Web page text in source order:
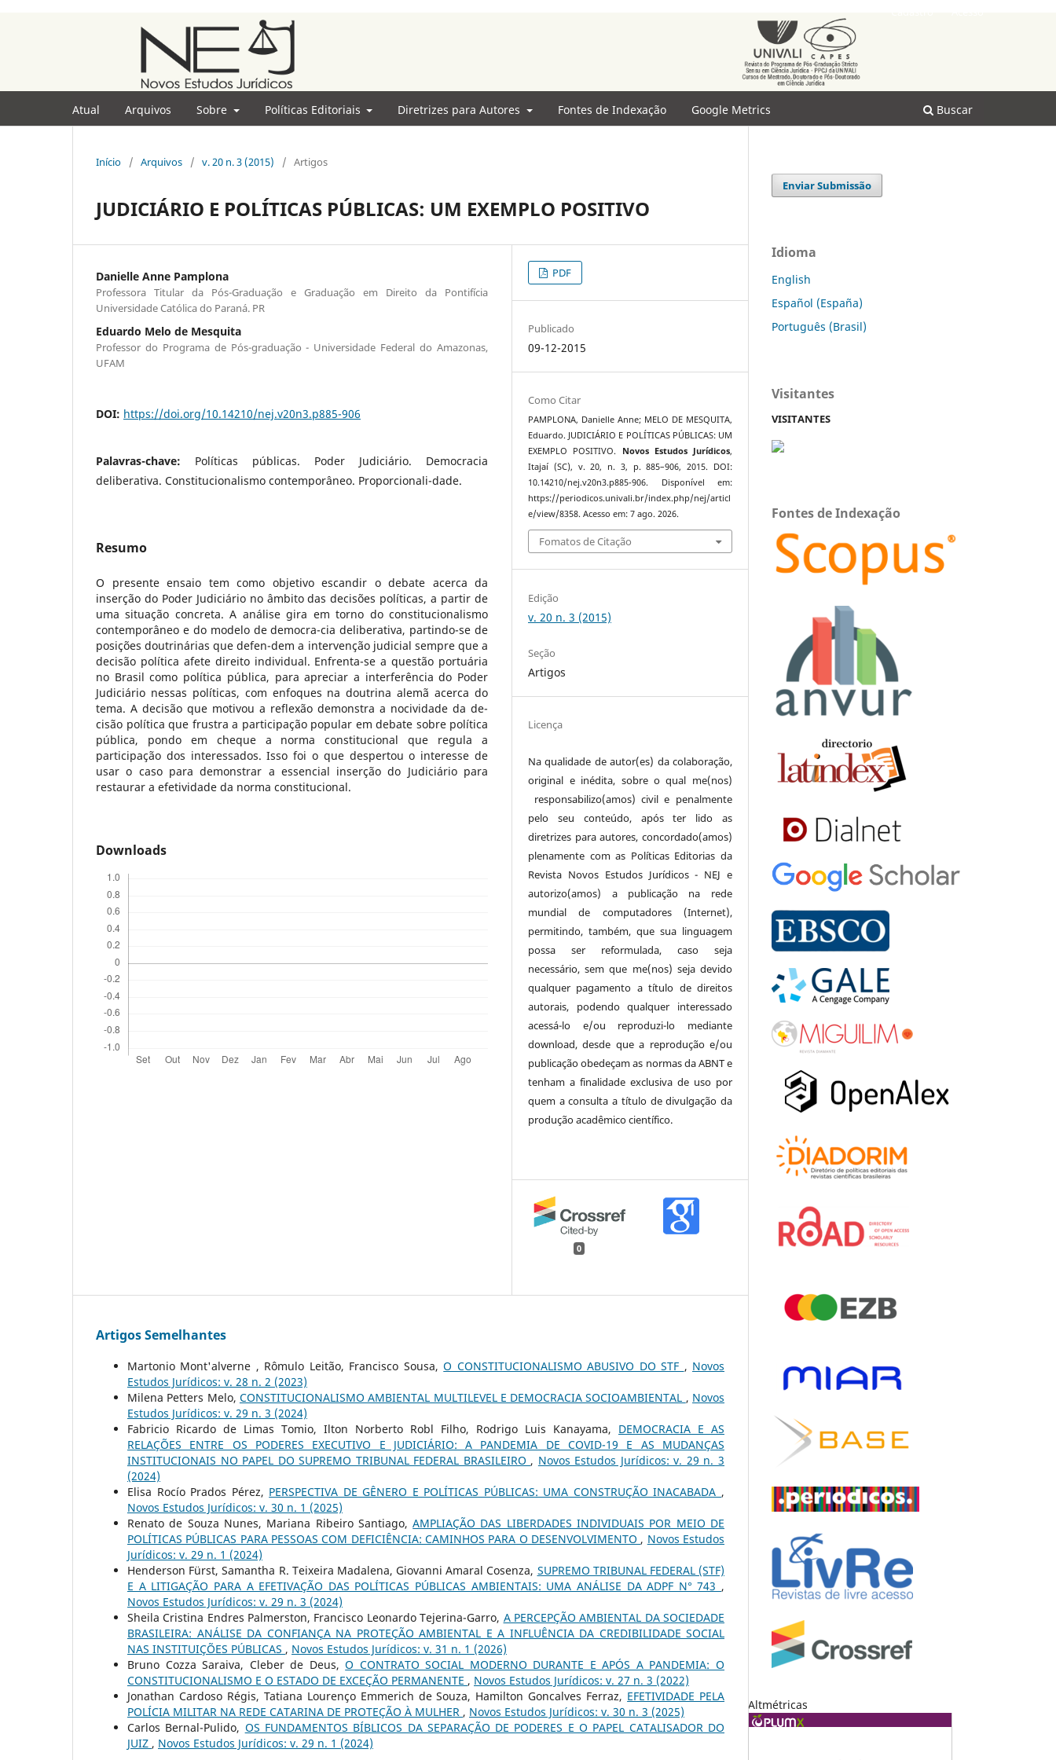
Atual Arquivos Sobre Políticas Editoriais Diretrizes para Autores Fontes de Indexação Google Metrics Buscar
Início / Arquivos / v. 20 n. 3 (2015) / Artigos
JUDICIÁRIO E POLÍTICAS PÚBLICAS: UM EXEMPLO POSITIVO
Danielle Anne Pamplona
Professora Titular da Pós-Graduação e Graduação em Direito da Pontifícia
Universidade Católica do Paraná. PR
Eduardo Melo de Mesquita
Professor do Programa de Pós-graduação - Universidade Federal do Amazonas,
UFAM
DOI: https://doi.org/10.14210/nej.v20n3.p885-906
Palavras-chave: Políticas públicas. Poder Judiciário. Democracia
deliberativa. Constitucionalismo contemporâneo. Proporcionali-dade.
Resumo
O presente ensaio tem como objetivo escandir o debate acerca da
inserção do Poder Judiciário no âmbito das decisões políticas, a partir de
uma situação concreta. A análise gira em torno do constitucionalismo
contemporâneo e do modelo de democra-cia deliberativa, partindo-se de
posições doutrinárias que defen-dem a intervenção judicial sempre que a
decisão política afete direito individual. Enfrenta-se a questão portuária
no Brasil como política pública, para apreciar a interferência do Poder
Judiciário nessas políticas, com enfoques na doutrina alemã acerca do
tema. A decisão que motivou a reflexão demonstra a nocividade da de-
cisão política que frustra a participação popular em debate sobre política
pública, pondo em cheque a norma constitucional que regula a
participação dos interessados. Isso foi o que despertou o interesse de
usar o caso para demonstrar a essencial inserção do Judiciário para
restaurar a efetividade da norma constitucional.
Downloads
PDF
Publicado
09-12-2015
Como Citar
PAMPLONA, Danielle Anne; MELO DE MESQUITA,
Eduardo. JUDICIÁRIO E POLÍTICAS PÚBLICAS: UM
EXEMPLO POSITIVO.
Novos Estudos Jurí­dicos,
Itajaí­ (SC), v. 20, n. 3, p. 885–906, 2015. DOI:
10.14210/nej.v20n3.p885-906. Disponível em:
https://periodicos.univali.br/index.php/nej/articl
e/view/8358. Acesso em: 7 ago. 2026.
Fomatos de Citação
Edição
v. 20 n. 3 (2015)
Seção
Artigos
Licença
Na qualidade de autor(es) da colaboração,
original e inédita, sobre o qual me(nos)
responsabilizo(amos) civil e penalmente
pelo seu conteúdo, após ter lido as
diretrizes para autores, concordado(amos)
plenamente com as Políticas Editorias da
Revista Novos Estudos Jurídicos - NEJ e
autorizo(amos) a publicação na rede
mundial de computadores (Internet),
permitindo, também, que sua linguagem
possa ser reformulada, caso seja
necessário, sem que me(nos) seja devido
qualquer pagamento a título de direitos
autorais, podendo qualquer interessado
acessá-lo e/ou reproduzi-lo mediante
download, desde que a reprodução e/ou
publicação obedeçam as normas da ABNT e
tenham a finalidade exclusiva de uso por
quem a consulta a título de divulgação da
produção acadêmico científico.
0
Artigos Semelhantes
Martonio Mont'alverne , Rômulo Leitão, Francisco Sousa,O CONSTITUCIONALISMO ABUSIVO DO STF , Novos
Estudos Jurí­dicos: v. 28 n. 2 (2023)
Milena Petters Melo, CONSTITUCIONALISMO AMBIENTAL MULTILEVEL E DEMOCRACIA SOCIOAMBIENTAL , Novos
Estudos Jurí­dicos: v. 29 n. 3 (2024)
Fabricio Ricardo de Limas Tomio, Ilton Norberto Robl Filho, Rodrigo Luis Kanayama, DEMOCRACIA E AS
RELAÇÕES ENTRE OS PODERES EXECUTIVO E JUDICIÁRIO: A PANDEMIA DE COVID-19 E AS MUDANÇAS
INSTITUCIONAIS NO PAPEL DO SUPREMO TRIBUNAL FEDERAL BRASILEIRO , Novos Estudos Jurí­dicos: v. 29 n. 3
(2024)
Elisa Rocío Prados Pérez, PERSPECTIVA DE GÊNERO E POLÍTICAS PÚBLICAS: UMA CONSTRUÇÃO INACABADA ,
Novos Estudos Jurí­dicos: v. 30 n. 1 (2025)
Renato de Souza Nunes, Mariana Ribeiro Santiago,AMPLIAÇÃO DAS LIBERDADES INDIVIDUAIS POR MEIO DE
POLÍTICAS PÚBLICAS PARA PESSOAS COM DEFICIÊNCIA: CAMINHOS PARA O DESENVOLVIMENTO , Novos Estudos
Jurí­dicos: v. 29 n. 1 (2024)
Henderson Fürst, Samantha R. Teixeira Madalena, Giovanni Amaral Cosenza, SUPREMO TRIBUNAL FEDERAL (STF)
E A LITIGAÇÃO PARA A EFETIVAÇÃO DAS POLÍTICAS PÚBLICAS AMBIENTAIS: UMA ANÁLISE DA ADPF N° 743 ,
Novos Estudos Jurí­dicos: v. 29 n. 3 (2024)
Sheila Cristina Endres Palmerston, Francisco Leonardo Tejerina-Garro, A PERCEPÇÃO AMBIENTAL DA SOCIEDADE
BRASILEIRA: ANÁLISE DA CONFIANÇA NA PROTEÇÃO AMBIENTAL E A INFLUÊNCIA DA CREDIBILIDADE SOCIAL
NAS INSTITUIÇÕES PÚBLICAS , Novos Estudos Jurí­dicos: v. 31 n. 1 (2026)
Bruno Cozza Saraiva, Cleber de Deus,O CONTRATO SOCIAL MODERNO DURANTE E APÓS A PANDEMIA: O
CONSTITUCIONALISMO E O ESTADO DE EXCEÇÃO PERMANENTE , Novos Estudos Jurí­dicos: v. 27 n. 3 (2022)
Jonathan Cardoso Régis, Tatiana Lourenço Emmerich de Souza, Hamilton Goncalves Ferraz, EFETIVIDADE PELA
POLÍCIA MILITAR NA REDE CATARINA DE PROTEÇÃO À MULHER , Novos Estudos Jurí­dicos: v. 30 n. 3 (2025)
Carlos Bernal-Pulido, OS FUNDAMENTOS BÍBLICOS DA SEPARAÇÃO DE PODERES E O PAPEL CATALISADOR DO
JUIZ , Novos Estudos Jurí­dicos: v. 29 n. 1 (2024)
Enviar Submissão
Idioma
English
Español (España)
Português (Brasil)
Visitantes
VISITANTES
Fontes de Indexação
Altmétricas